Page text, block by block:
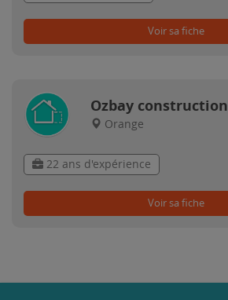
Voir sa fiche
Ozbay construction
Orange
22 ans d'expérience
Voir sa fiche